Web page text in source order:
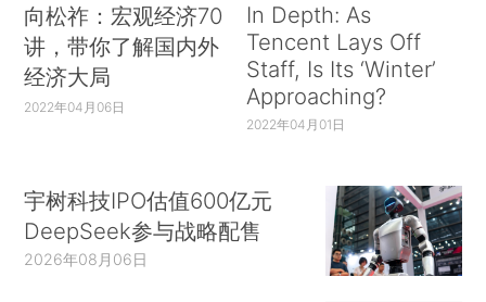
向松祚：宏观经济70
讲，带你了解国内外
经济大局
2022年04月06日
In Depth: As
Tencent Lays Off
Staff, Is Its ‘Winter’
Approaching?
2022年04月01日
宇树科技IPO估值600亿元
DeepSeek参与战略配售
2026年08月06日